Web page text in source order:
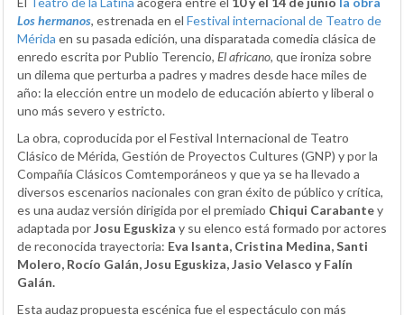
Los hermanos, estrenada en el Festival internacional de Teatro de
Mérida en su pasada edición, una disparatada comedia clásica de
enredo escrita por Publio Terencio, El africano, que ironiza sobre
un dilema que perturba a padres y madres desde hace miles de
año: la elección entre un modelo de educación abierto y liberal o
uno más severo y estricto.
La obra, coproducida por el Festival Internacional de Teatro
Clásico de Mérida, Gestión de Proyectos Cultures (GNP) y por la
Compañía Clásicos Comtemporáneos y que ya se ha llevado a
diversos escenarios nacionales con gran éxito de público y crítica,
es una audaz versión dirigida por el premiado Chiqui Carabantey
adaptada porJosu Eguskiza y su elenco está formado por actores
de reconocida trayectoria: Eva Isanta, Cristina Medina, Santi
Molero, Rocío Galán, Josu Eguskiza, Jasio Velasco y Falín
Galán.
Esta audaz propuesta escénica fue el espectáculo con más